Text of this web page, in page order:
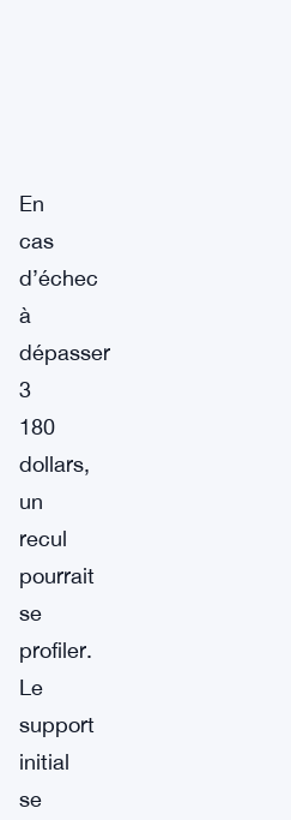
En
cas
d’échec
à
dépasser
3
180
dollars,
un
recul
pourrait
se
profiler.
Le
support
initial
se